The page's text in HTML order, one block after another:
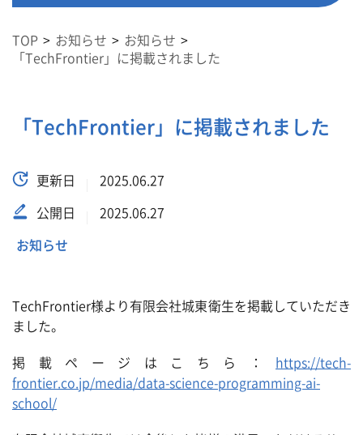
TOP お知らせ
お知らせ
「TechFrontier」に掲載されました
「TechFrontier」に掲載されました
更新日 2025.06.27
公開日 2025.06.27
お知らせ
TechFrontier様より有限会社城東衛生を掲載していただき
ました。
掲載ページはこちら：
https://tech-
frontier.co.jp/media/data-science-programming-ai-
school/